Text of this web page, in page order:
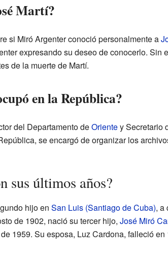
Martí?
si Miró Argenter conoció personalmente a
expresando su deseo de conocerlo. Sin
de la muerte de Martí.
en la República?
del Departamento deOrientey Secretario
se encargó de organizar los
sus últimos años?
hijo en San Luis (Santiago de Cuba), a
de 1902, nació su tercer hijo, José Miró
1959. Su esposa, Luz Cardona, falleció